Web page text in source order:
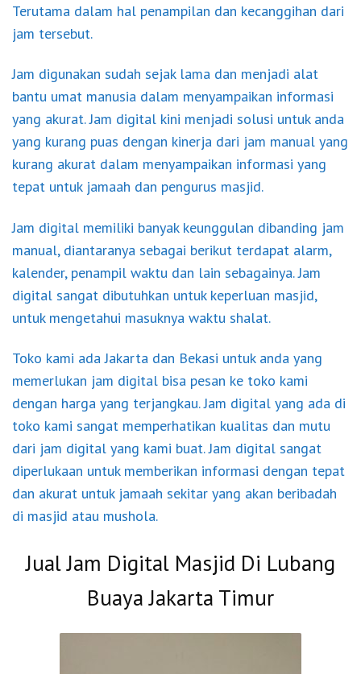
Terutama dalam hal penampilan dan kecanggihan dari
jam tersebut.
Jam digunakan sudah sejak lama dan menjadi alat
bantu umat manusia dalam menyampaikan informasi
yang akurat. Jam digital kini menjadi solusi untuk anda
yang kurang puas dengan kinerja dari jam manual yang
kurang akurat dalam menyampaikan informasi yang
tepat untuk jamaah dan pengurus masjid.
Jam digital memiliki banyak keunggulan dibanding jam
manual, diantaranya sebagai berikut terdapat alarm,
kalender, penampil waktu dan lain sebagainya. Jam
digital sangat dibutuhkan untuk keperluan masjid,
untuk mengetahui masuknya waktu shalat.
Toko kami ada Jakarta dan Bekasi untuk anda yang
memerlukan jam digital bisa pesan ke toko kami
dengan harga yang terjangkau. Jam digital yang ada di
toko kami sangat memperhatikan kualitas dan mutu
dari jam digital yang kami buat. Jam digital sangat
diperlukaan untuk memberikan informasi dengan tepat
dan akurat untuk jamaah sekitar yang akan beribadah
di masjid atau mushola.
Jual Jam Digital Masjid Di Lubang
Buaya Jakarta Timur